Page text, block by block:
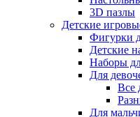
3D пазлы
Детские
Фигурки
Детские
Наборы
Для
Все
Для